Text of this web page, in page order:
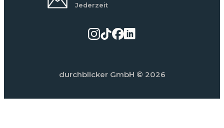
Jederzeit
durchblicker GmbH © 2026